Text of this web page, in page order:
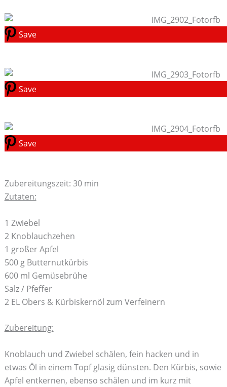
Save
Save
Save
Zubereitungszeit: 30 min
Zutaten:
1 Zwiebel
2 Knoblauchzehen
1 großer Apfel
500 g Butternutkürbis
600 ml Gemüsebrühe
Salz / Pfeffer
2 EL Obers & Kürbiskernöl zum Verfeinern
Zubereitung:
Knoblauch und Zwiebel schälen, fein hacken und in
etwas Öl in einem Topf glasig dünsten. Den Kürbis, sowie
Apfel entkernen, ebenso schälen und im kurz mit